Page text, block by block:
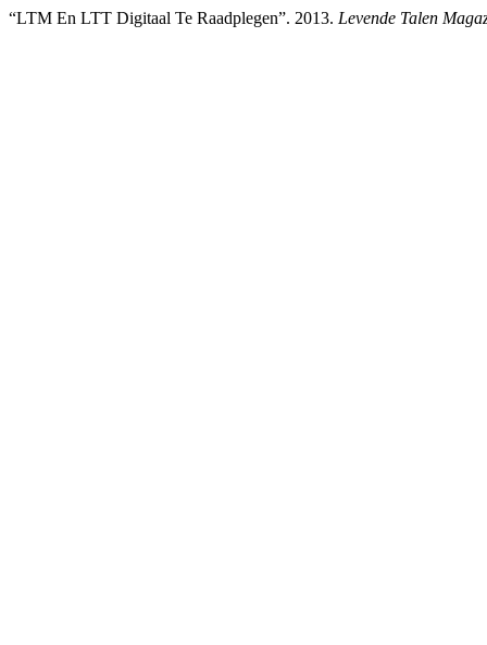
“LTM En LTT Digitaal Te Raadplegen”. 2013. Levende Talen